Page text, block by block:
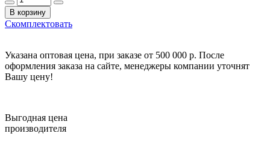
В корзину
Скомплектовать
Указана оптовая цена, при заказе от 500 000 р. После
оформления заказа на сайте, менеджеры компании уточнят
Вашу цену!
Выгодная цена
производителя